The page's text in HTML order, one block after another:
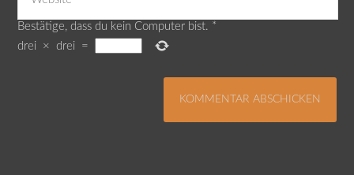
Bestätige, dass du kein Computer bist. *
drei
× drei =